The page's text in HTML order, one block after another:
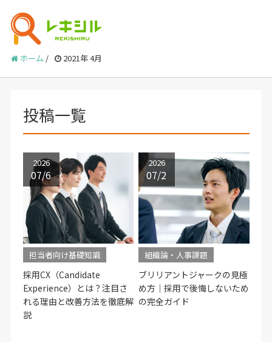
ホーム / 2021年 4月
投稿一覧
担当者向け基礎知識
採用CX（Candidate
Experience）とは？注目さ
れる理由と改善方法を徹底解
説
2026
07/6
組織論・人事課題
ブリリアントジャークの見極
め方｜採用で後悔しないため
の完全ガイド
2026
07/2